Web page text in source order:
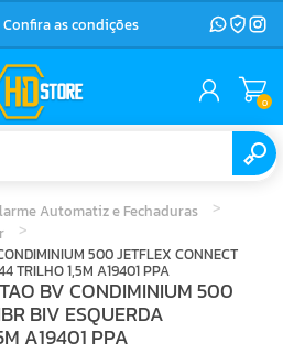
Confira as condições
0
Automatiz e Fechaduras
500 JETFLEX CONNECT
TRILHO 1,5M A19401 PPA
BV CONDIMINIUM 500
BIV ESQUERDA
A19401 PPA